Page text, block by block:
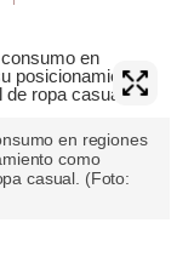
en regiones
como
casual. (Foto: